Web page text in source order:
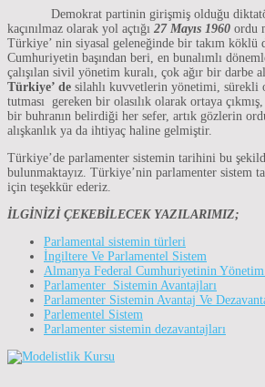
Demokrat partinin girişmiş olduğu
kaçınılmaz olarak yol açtığı 27 Mayıs 1960 ordu
Türkiye’ nin siyasal geleneğinde bir takım köklü
Cumhuriyetin başından beri, en bunalımlı
çalışılan sivil yönetim kuralı, çok ağır bir darbe
Türkiye’ de silahlı kuvvetlerin yönetimi, sürekli
tutması gereken bir olasılık olarak ortaya
bir buhranın belirdiği her sefer, artık gözlerin
alışkanlık ya da ihtiyaç haline gelmiştir.
Türkiye’de parlamenter sistemin tarihini bu
bulunmaktayız. Türkiye’nin parlamenter sistem
için teşekkür ederiz.
İLGİNİZİ ÇEKEBİLECEK YAZILARIMIZ;
Parlamental sistemin türleri
İngiltere Ve Parlamentel Sistem
Almanya Federal Cumhuriyetinin
Parlamenter Sistemin Avantajları
Parlamenter Sistemin Avantaj Ve
Parlementel Sistem
Parlamenter sistemin dezavantajları